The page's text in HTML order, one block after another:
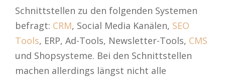
Schnittstellen zu den folgenden Systemen
befragt: CRM, Social Media Kanälen, SEO
Tools, ERP, Ad-Tools, Newsletter-Tools, CMS
und Shopsysteme. Bei den Schnittstellen
machen allerdings längst nicht alle